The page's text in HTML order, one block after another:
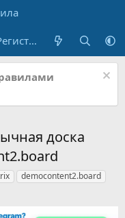
доска
democontent2.board